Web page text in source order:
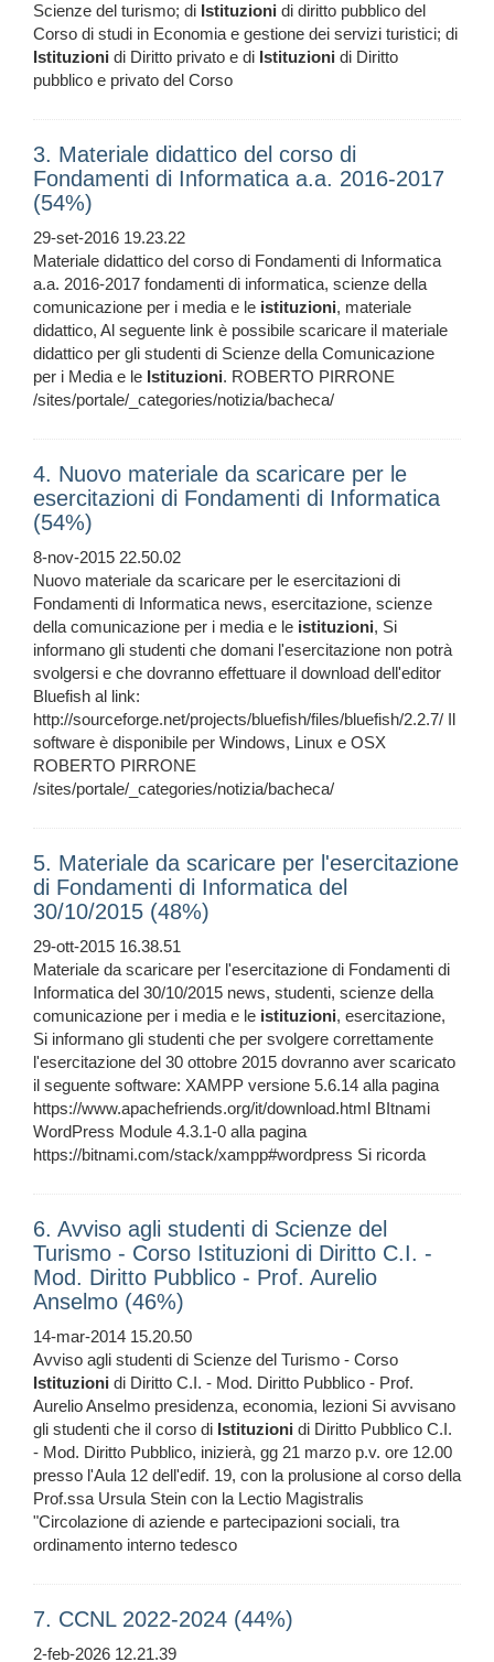
Scienze del turismo; di Istituzioni di diritto pubblico del
Corso di studi in Economia e gestione dei servizi turistici; di
Istituzioni di Diritto privato e di Istituzioni di Diritto
pubblico e privato del Corso
3. Materiale didattico del corso di
Fondamenti di Informatica a.a. 2016-2017
(54%)
29-set-2016 19.23.22
Materiale didattico del corso di Fondamenti di Informatica
a.a. 2016-2017 fondamenti di informatica, scienze della
comunicazione per i media e le istituzioni, materiale
didattico, Al seguente link è possibile scaricare il materiale
didattico per gli studenti di Scienze della Comunicazione
per i Media e le Istituzioni. ROBERTO PIRRONE
/sites/portale/_categories/notizia/bacheca/
4. Nuovo materiale da scaricare per le
esercitazioni di Fondamenti di Informatica
(54%)
8-nov-2015 22.50.02
Nuovo materiale da scaricare per le esercitazioni di
Fondamenti di Informatica news, esercitazione, scienze
della comunicazione per i media e le istituzioni, Si
informano gli studenti che domani l'esercitazione non potrà
svolgersi e che dovranno effettuare il download dell'editor
Bluefish al link:
http://sourceforge.net/projects/bluefish/files/bluefish/2.2.7/ Il
software è disponibile per Windows, Linux e OSX
ROBERTO PIRRONE
/sites/portale/_categories/notizia/bacheca/
5. Materiale da scaricare per l'esercitazione
di Fondamenti di Informatica del
30/10/2015 (48%)
29-ott-2015 16.38.51
Materiale da scaricare per l'esercitazione di Fondamenti di
Informatica del 30/10/2015 news, studenti, scienze della
comunicazione per i media e le istituzioni, esercitazione,
Si informano gli studenti che per svolgere correttamente
l'esercitazione del 30 ottobre 2015 dovranno aver scaricato
il seguente software: XAMPP versione 5.6.14 alla pagina
https://www.apachefriends.org/it/download.html BItnami
WordPress Module 4.3.1-0 alla pagina
https://bitnami.com/stack/xampp#wordpress Si ricorda
6. Avviso agli studenti di Scienze del
Turismo - Corso Istituzioni di Diritto C.I. -
Mod. Diritto Pubblico - Prof. Aurelio
Anselmo (46%)
14-mar-2014 15.20.50
Avviso agli studenti di Scienze del Turismo - Corso
Istituzioni di Diritto C.I. - Mod. Diritto Pubblico - Prof.
Aurelio Anselmo presidenza, economia, lezioni Si avvisano
gli studenti che il corso di Istituzioni di Diritto Pubblico C.I.
- Mod. Diritto Pubblico, inizierà, gg 21 marzo p.v. ore 12.00
presso l'Aula 12 dell'edif. 19, con la prolusione al corso della
Prof.ssa Ursula Stein con la Lectio Magistralis
"Circolazione di aziende e partecipazioni sociali, tra
ordinamento interno tedesco
7. CCNL 2022-2024 (44%)
2-feb-2026 12.21.39